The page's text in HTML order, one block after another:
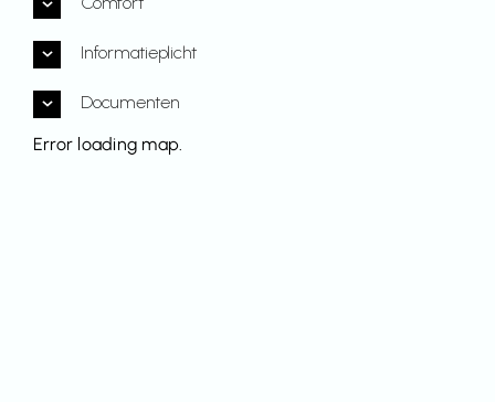
Informatieplicht
Documenten
Error loading map.